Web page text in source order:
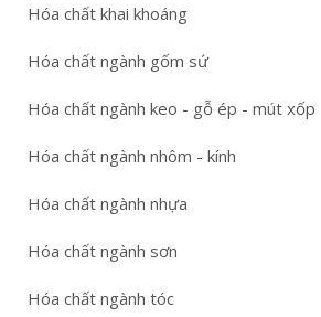
Hóa chất khai khoáng
Hóa chất ngành gốm sứ
Hóa chất ngành keo - gỗ ép - mút xốp
Hóa chất ngành nhôm - kính
Hóa chất ngành nhựa
Hóa chất ngành sơn
Hóa chất ngành tóc